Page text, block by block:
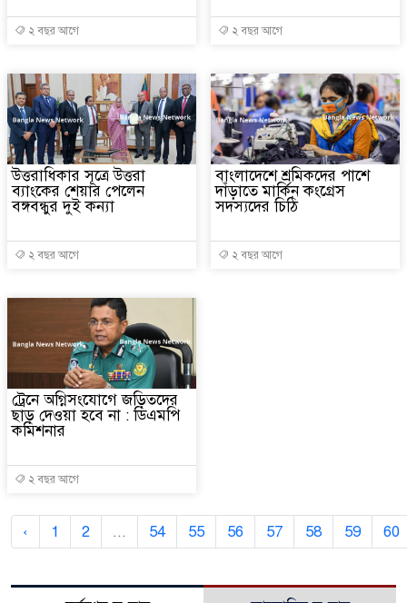
২ বছর আগে ২ বছর আগে
উত্তরাধিকার সূত্রে উত্তরা
ব্যাংকের শেয়ার পেলেন
বঙ্গবন্ধুর দুই কন্যা
২ বছর আগে
বাংলাদেশে শ্রমিকদের পাশে
দাঁড়াতে মার্কিন কংগ্রেস
সদস্যদের চিঠি
২ বছর আগে
ট্রেনে অগ্নিসংযোগে জড়িতদের
ছাড় দেওয়া হবে না : ডিএমপি
কমিশনার
২ বছর আগে
‹ 1 2 ... 54 55 56 57 58 59 60